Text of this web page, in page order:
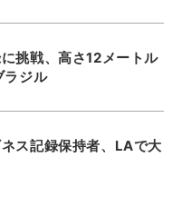
挑戦、高さ12メートル
ラジル
ス記録保持者、LAで大